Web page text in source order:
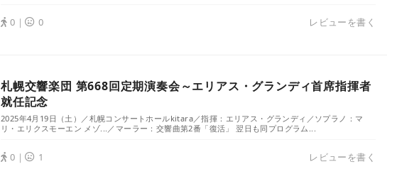
0｜ 0 レビューを書く
札幌交響楽団 第668回定期演奏会～エリアス・グランディ首席指揮者
就任記念
2025年4月19日（土）／札幌コンサートホールkitara／指揮：エリアス・グランディ／ソプラノ：マ
リ・エリクスモーエン メゾ...／マーラー：交響曲第2番「復活」 翌日も同プログラム...
0｜ 1 レビューを書く